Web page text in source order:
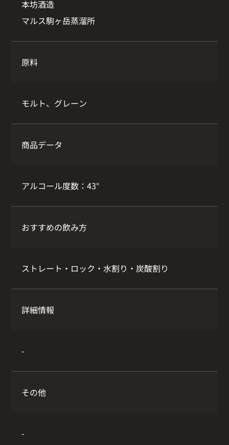
本坊酒造
マルス駒ヶ岳蒸溜所
原料
モルト、グレーン
商品データ
アルコール度数：43°
おすすめの飲み方
ストレート・ロック・水割り・炭酸割り
詳細情報
-
その他
-